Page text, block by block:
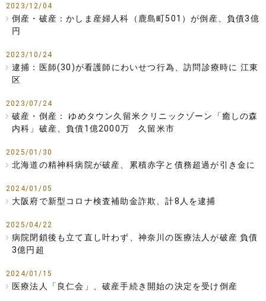
2023/12/04
倒産・破産：かしま産婦人科（鹿島町501）が倒産、負債3億
円
2023/10/24
逮捕：医師(30)が看護師にわいせつ行為、訪問診療時に 江東
区
2023/07/24
破産・倒産： ゆめタウン久留米クリニックゾーン「癒しの森
内科」破産、負債1億2000万 久留米市
2025/01/30
北海道の精神科病院が破産、累積赤字と債務超過が引き金に
2024/01/05
大阪府で新型コロナ検査補助金詐欺、計8人を逮捕
2025/04/22
病院閉鎖後も立て直し叶わず、神奈川の医療法人が破産 負債
3億円超
2024/01/15
医療法人「良仁会」、破産手続き開始の決定を受け倒産